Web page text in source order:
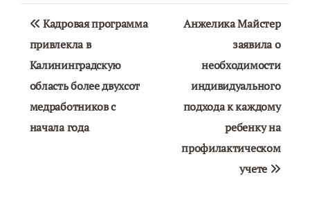
Навигация
по
записям
Кадровая программа
привлекла в
Калининградскую
область более двухсот
медработников с
начала года
Анжелика Майстер
заявила о
необходимости
индивидуального
подхода к каждому
ребенку на
профилактическом
учете